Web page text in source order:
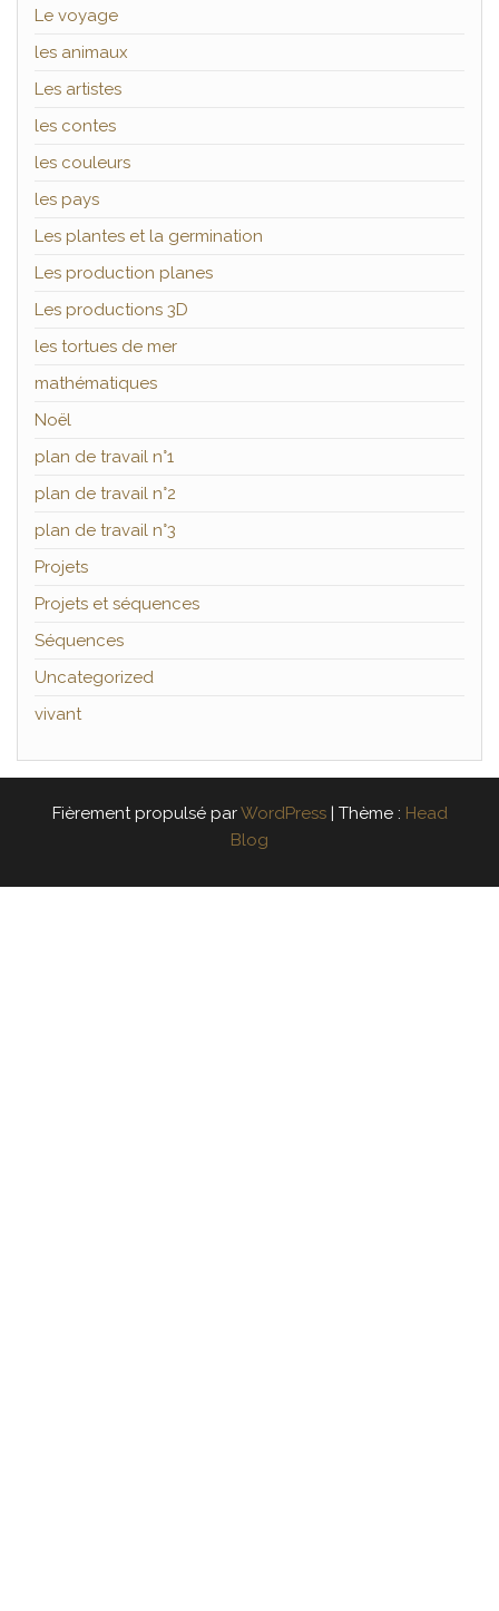
Le voyage
les animaux
Les artistes
les contes
les couleurs
les pays
Les plantes et la germination
Les production planes
Les productions 3D
les tortues de mer
mathématiques
Noël
plan de travail n°1
plan de travail n°2
plan de travail n°3
Projets
Projets et séquences
Séquences
Uncategorized
vivant
Fièrement propulsé parWordPress | Thème : Head
Blog